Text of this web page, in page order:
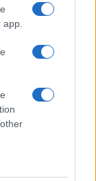
Območje Sv.
Prevalje